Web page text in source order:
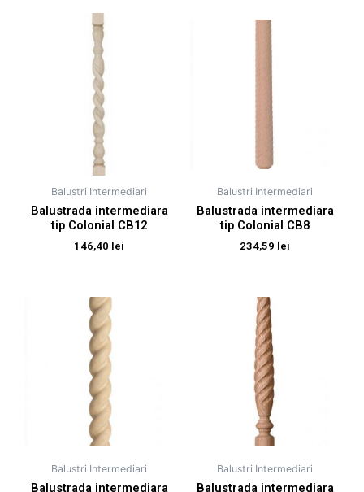
Balustri Intermediari
Balustrada intermediara
tip Colonial CB12
146,40 lei
Balustri Intermediari
Balustrada intermediara
tip Colonial CB8
234,59 lei
Balustri Intermediari
Balustrada intermediara
Balustri Intermediari
Balustrada intermediara